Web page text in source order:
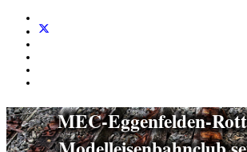
MEC-Eggenfelden-